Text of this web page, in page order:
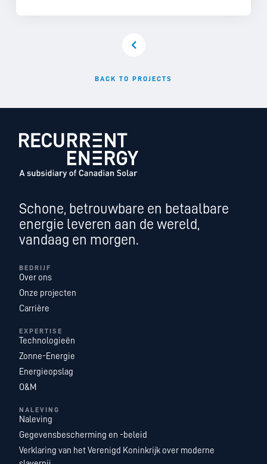
BACK TO PROJECTS
Schone, betrouwbare en betaalbare
energie leveren aan de wereld,
vandaag en morgen.
BEDRIJF
Over ons
Onze projecten
Carrière
EXPERTISE
Technologieën
Zonne-Energie
Energieopslag
O&M
NALEVING
Naleving
Gegevensbescherming en -beleid
Verklaring van het Verenigd Koninkrijk over moderne